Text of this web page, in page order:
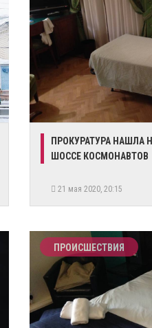
ПРОКУРАТУРА НАШЛА
ШОССЕ КОСМОНАВТОВ
21 мая 2020, 20:15
ПРОИСШЕСТВИЯ